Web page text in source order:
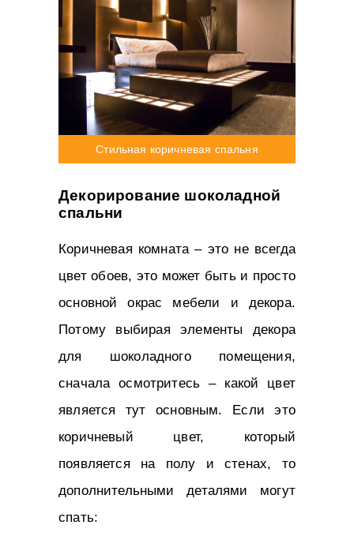
Стильная коричневая спальня
Декорирование шоколадной
спальни
Коричневая комната – это не всегда
цвет обоев, это может быть и просто
основной окрас мебели и декора.
Потому выбирая элементы декора
для шоколадного помещения,
сначала осмотритесь – какой цвет
является тут основным. Если это
коричневый цвет, который
появляется на полу и стенах, то
дополнительными деталями могут
спать: